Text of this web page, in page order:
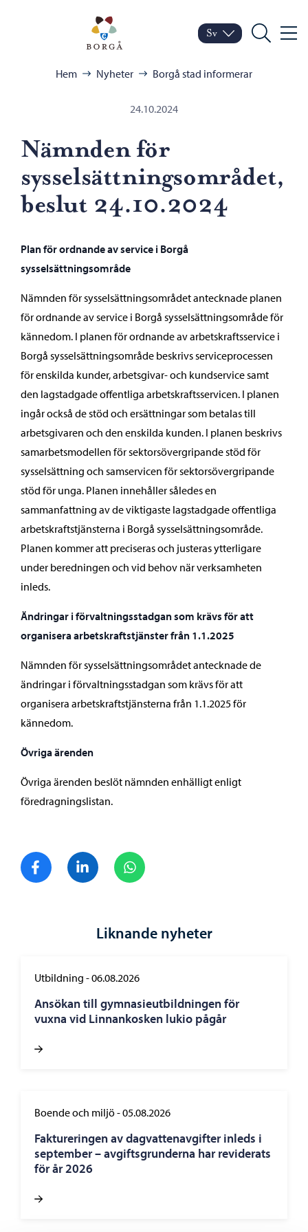
Porvoo – Gå till
Byt språk
Nuvarande språk:
Sv
Sök Meny
Bläddra:Hem Nyheter Borgå stad informerar
24.10.2024
Nämnden för
sysselsättningsområdet,
beslut 24.10.2024
Plan för ordnande av service i Borgå
sysselsättningsområde
Nämnden för sysselsättningsområdet antecknade planen
för ordnande av service i Borgå sysselsättningsområde för
kännedom. I planen för ordnande av arbetskraftsservice i
Borgå sysselsättningsområde beskrivs serviceprocessen
för enskilda kunder, arbetsgivar- och kundservice samt
den lagstadgade offentliga arbetskraftsservicen. I planen
ingår också de stöd och ersättningar som betalas till
arbetsgivaren och den enskilda kunden. I planen beskrivs
samarbetsmodellen för sektorsövergripande stöd för
sysselsättning och samservicen för sektorsövergripande
stöd för unga. Planen innehåller således en
sammanfattning av de viktigaste lagstadgade offentliga
arbetskraftstjänsterna i Borgå sysselsättningsområde.
Planen kommer att preciseras och justeras ytterligare
under beredningen och vid behov när verksamheten
inleds.
Ändringar i förvaltningsstadgan som krävs för att
organisera arbetskraftstjänster från 1.1.2025
Nämnden för sysselsättningsområdet antecknade de
ändringar i förvaltningsstadgan som krävs för att
organisera arbetskraftstjänsterna från 1.1.2025 för
kännedom.
Övriga ärenden
Övriga ärenden beslöt nämnden enhälligt enligt
föredragningslistan.
Dela på FacebookDela på LinkedIn
Liknande nyheter
Utbildning -06.08.2026
Ansökan till gymnasieutbildningen för
vuxna vid Linnankosken lukio pågår
Boende och miljö-05.08.2026
Faktureringen av dagvattenavgifter inleds i
september – avgiftsgrunderna har reviderats
för år 2026